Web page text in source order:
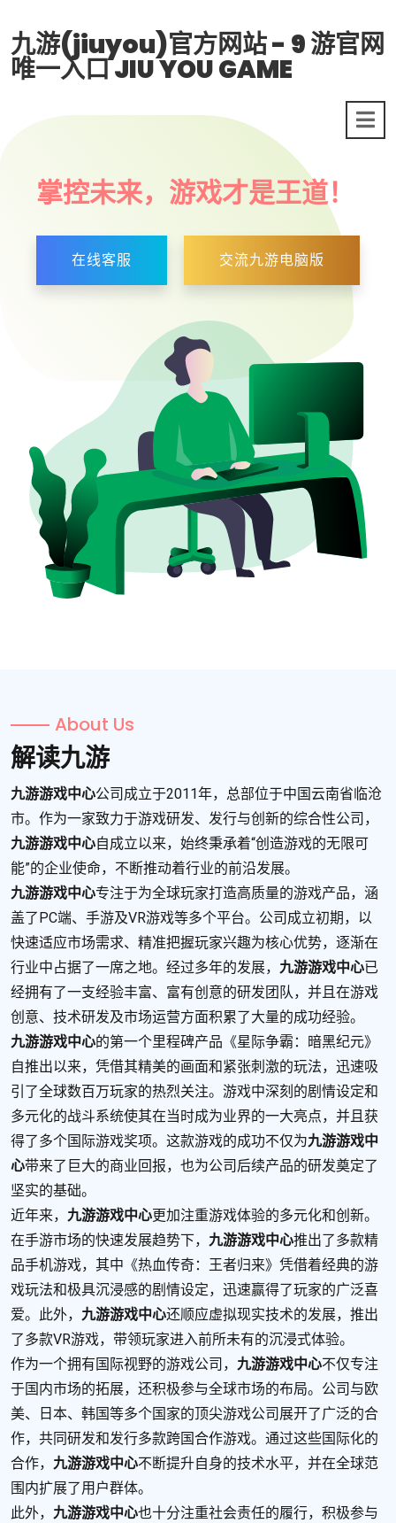
九游(jiuyou)官方网站 - 9 游官网
唯一入口 JIU YOU GAME
掌控未来，游戏才是王道！
在线客服 交流九游电脑版
About Us
解读九游
九游游戏中心公司成立于2011年，总部位于中国云南省临沧
市。作为一家致力于游戏研发、发行与创新的综合性公司，
九游游戏中心自成立以来，始终秉承着“创造游戏的无限可
能”的企业使命，不断推动着行业的前沿发展。
九游游戏中心专注于为全球玩家打造高质量的游戏产品，涵
盖了PC端、手游及VR游戏等多个平台。公司成立初期，以
快速适应市场需求、精准把握玩家兴趣为核心优势，逐渐在
行业中占据了一席之地。经过多年的发展， 九游游戏中心已
经拥有了一支经验丰富、富有创意的研发团队，并且在游戏
创意、技术研发及市场运营方面积累了大量的成功经验。
九游游戏中心的第一个里程碑产品《星际争霸：暗黑纪元》
自推出以来，凭借其精美的画面和紧张刺激的玩法，迅速吸
引了全球数百万玩家的热烈关注。游戏中深刻的剧情设定和
多元化的战斗系统使其在当时成为业界的一大亮点，并且获
得了多个国际游戏奖项。这款游戏的成功不仅为九游游戏中
心带来了巨大的商业回报，也为公司后续产品的研发奠定了
坚实的基础。
近年来， 九游游戏中心更加注重游戏体验的多元化和创新。
在手游市场的快速发展趋势下， 九游游戏中心推出了多款精
品手机游戏，其中《热血传奇：王者归来》凭借着经典的游
戏玩法和极具沉浸感的剧情设定，迅速赢得了玩家的广泛喜
爱。此外， 九游游戏中心还顺应虚拟现实技术的发展，推出
了多款VR游戏，带领玩家进入前所未有的沉浸式体验。
作为一个拥有国际视野的游戏公司， 九游游戏中心不仅专注
于国内市场的拓展，还积极参与全球市场的布局。公司与欧
美、日本、韩国等多个国家的顶尖游戏公司展开了广泛的合
作，共同研发和发行多款跨国合作游戏。通过这些国际化的
合作， 九游游戏中心不断提升自身的技术水平，并在全球范
围内扩展了用户群体。
此外， 九游游戏中心也十分注重社会责任的履行，积极参与